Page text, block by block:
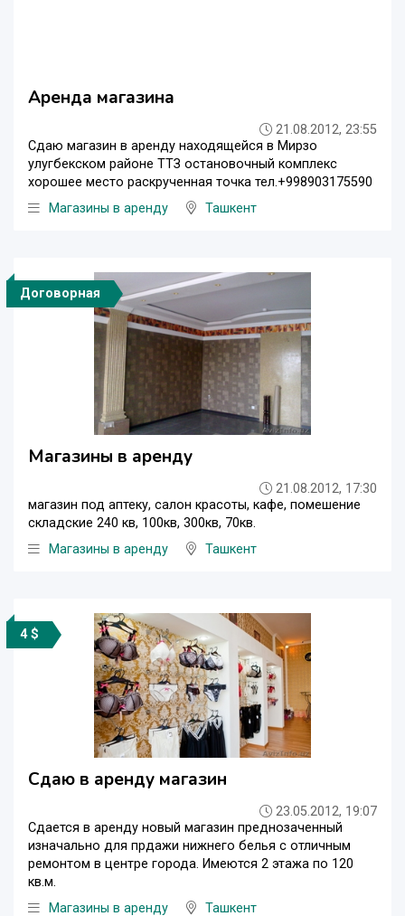
Аренда магазина
21.08.2012, 23:55
Сдаю магазин в аренду находящейся в Мирзо
улугбекском районе ТТЗ остановочный комплекс
хорошее место раскрученная точка тел.+998903175590
Магазины в аренду
Ташкент
Договорная
Магазины в аренду
21.08.2012, 17:30
магазин под аптеку, салон красоты, кафе, помешение
складские 240 кв, 100кв, 300кв, 70кв.
Магазины в аренду
Ташкент
4 $
Сдаю в аренду магазин
23.05.2012, 19:07
Сдается в аренду новый магазин преднозаченный
изначально для прдажи нижнего белья с отличным
ремонтом в центре города. Имеются 2 этажа по 120
кв.м.
Магазины в аренду
Ташкент